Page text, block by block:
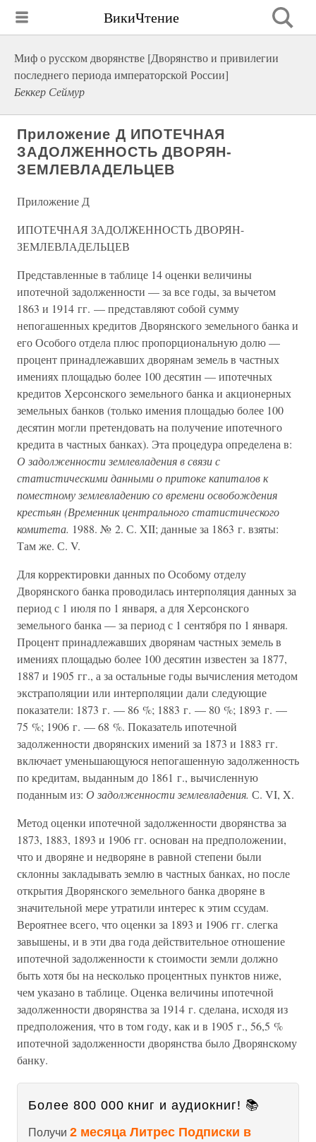
ВикиЧтение
Миф о русском дворянстве [Дворянство и привилегии
последнего периода императорской России]
Беккер Сеймур
Приложение Д ИПОТЕЧНАЯ
ЗАДОЛЖЕННОСТЬ ДВОРЯН-
ЗЕМЛЕВЛАДЕЛЬЦЕВ
Приложение Д
ИПОТЕЧНАЯ ЗАДОЛЖЕННОСТЬ ДВОРЯН-
ЗЕМЛЕВЛАДЕЛЬЦЕВ
Представленные в таблице 14 оценки величины
ипотечной задолженности — за все годы, за вычетом
1863 и 1914 гг. — представляют собой сумму
непогашенных кредитов Дворянского земельного банка и
его Особого отдела плюс пропорциональную долю —
процент принадлежавших дворянам земель в частных
имениях площадью более 100 десятин — ипотечных
кредитов Херсонского земельного банка и акционерных
земельных банков (только имения площадью более 100
десятин могли претендовать на получение ипотечного
кредита в частных банках). Эта процедура определена в:
О задолженности землевладения в связи с
статистическими данными о притоке капиталов к
поместному землевладению со времени освобождения
крестьян (Временник центрального статистического
комитета. 1988. № 2. С. XII; данные за 1863 г. взяты:
Там же. С. V.
Для корректировки данных по Особому отделу
Дворянского банка проводилась интерполяция данных за
период с 1 июля по 1 января, а для Херсонского
земельного банка — за период с 1 сентября по 1 января.
Процент принадлежавших дворянам частных земель в
имениях площадью более 100 десятин известен за 1877,
1887 и 1905 гг., а за остальные годы вычисления методом
экстраполяции или интерполяции дали следующие
показатели: 1873 г. — 86 %; 1883 г. — 80 %; 1893 г. —
75 %; 1906 г. — 68 %. Показатель ипотечной
задолженности дворянских имений за 1873 и 1883 гг.
включает уменьшающуюся непогашенную задолженность
по кредитам, выданным до 1861 г., вычисленную
поданным из: О задолженности землевладения. С. VI, X.
Метод оценки ипотечной задолженности дворянства за
1873, 1883, 1893 и 1906 гг. основан на предположении,
что и дворяне и недворяне в равной степени были
склонны закладывать землю в частных банках, но после
открытия Дворянского земельного банка дворяне в
значительной мере утратили интерес к этим ссудам.
Вероятнее всего, что оценки за 1893 и 1906 гг. слегка
завышены, и в эти два года действительное отношение
ипотечной задолженности к стоимости земли должно
быть хотя бы на несколько процентных пунктов ниже,
чем указано в таблице. Оценка величины ипотечной
задолженности дворянства за 1914 г. сделана, исходя из
предположения, что в том году, как и в 1905 г., 56,5 %
ипотечной задолженности дворянства было Дворянскому
банку.
Более 800 000 книг и аудиокниг! 📚
Получи 2 месяца Литрес Подписки в